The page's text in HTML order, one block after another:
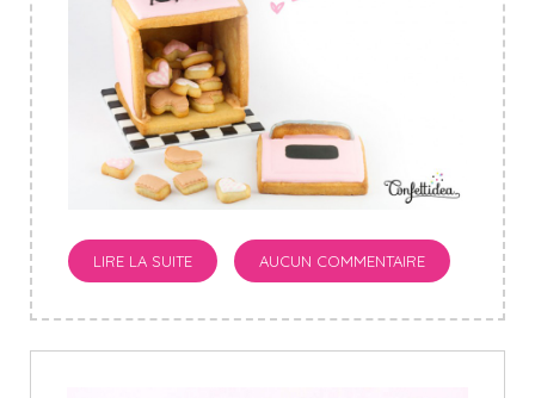
LIRE LA SUITE AUCUN COMMENTAIRE